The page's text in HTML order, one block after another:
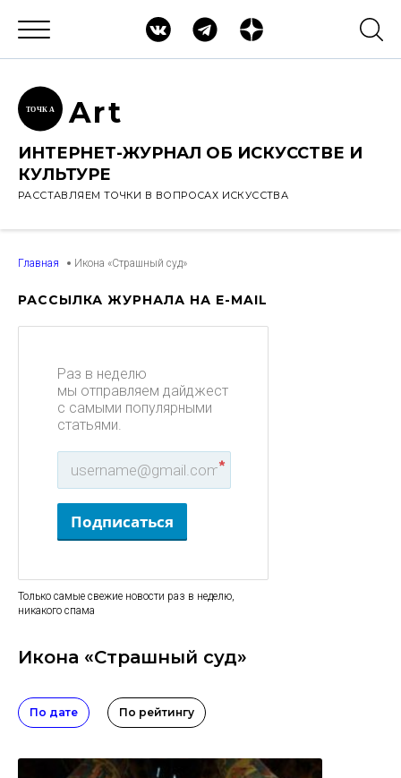
ТОЧК А Art
ИНТЕРНЕТ-ЖУРНАЛ ОБ ИСКУССТВЕ И
КУЛЬТУРЕ
РАССТАВЛЯЕМ ТОЧКИ В ВОПРОСАХ ИСКУССТВА
Главная Икона «Страшный суд»
РАССЫЛКА ЖУРНАЛА НА E-MAIL
Раз в неделю
мы отправляем дайджест
с самыми популярными
статьями.
*
Подписаться
Только самые свежие новости раз в неделю,
никакого спама
Икона «Страшный суд»
По дате По рейтингу